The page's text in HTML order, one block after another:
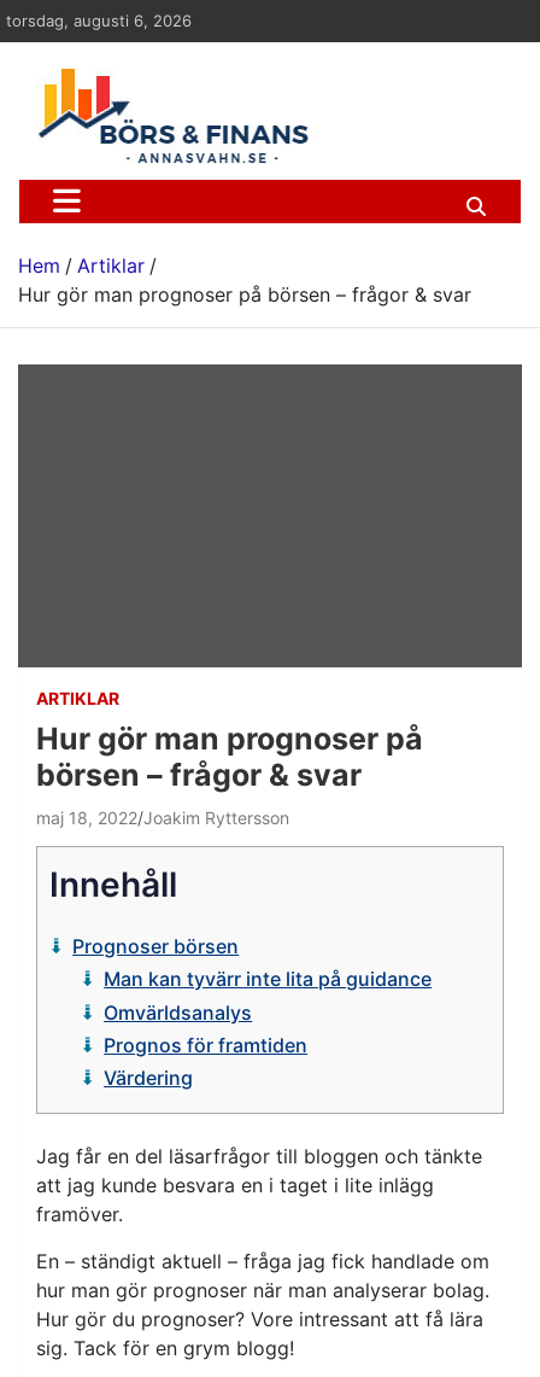
Hoppa
till
innehåll
torsdag, augusti 6, 2026
Börs & finans
Information om ekonomi, börs och finans
Hem
Artiklar
Hur gör man prognoser på börsen – frågor & svar
ARTIKLAR
Hur gör man prognoser på
börsen – frågor & svar
maj 18, 2022 Joakim Ryttersson
Innehåll
Prognoser börsen
Man kan tyvärr inte lita på guidance
Omvärldsanalys
Prognos för framtiden
Värdering
Jag får en del läsarfrågor till bloggen och tänkte
att jag kunde besvara en i taget i lite inlägg
framöver.
En – ständigt aktuell – fråga jag fick handlade om
hur man gör prognoser när man analyserar bolag.
Hur gör du prognoser? Vore intressant att få lära
sig. Tack för en grym blogg!